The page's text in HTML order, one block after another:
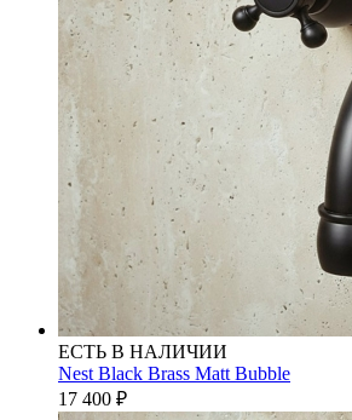
ЕСТЬ В НАЛИЧИИ
Nest Black Brass Matt Bubble
17 400 ₽